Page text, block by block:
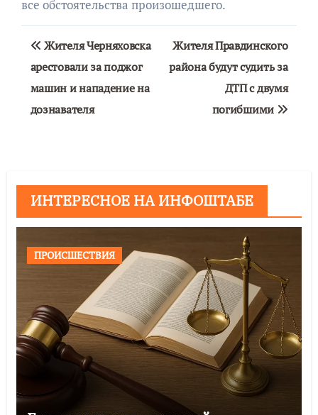
все обстоятельства произошедшего.
Навигация
по
записям
Жителя Черняховска
арестовали за поджог
машин и нападение на
дознавателя
Жителя Правдинского
района будут судить за
ДТП с двумя
погибшими
ИНТЕРЕСНОЕ НА ИНФОШТАБЕ
ПРОИСШЕСТВИЯ